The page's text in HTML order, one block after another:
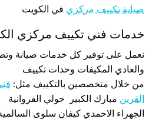
صيانة تكييف مركزي في الكويت
خدمات فني تكييف مركزي
نعمل على توفير كل خدمات صيانة
والعادي المكيفات وحدات تكييف
من خلال متخصصين بالتكييف مثل:
القرين مبارك الكبير حولي الفروانية
الجهراء الاحمدي كيفان سلوى